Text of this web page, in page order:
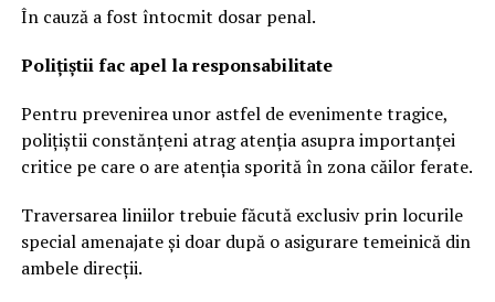
În cauză a fost întocmit dosar penal.
Polițiștii fac apel la responsabilitate
Pentru prevenirea unor astfel de evenimente tragice,
polițiștii constănțeni atrag atenția asupra importanței
critice pe care o are atenția sporită în zona căilor ferate.
Traversarea liniilor trebuie făcută exclusiv prin locurile
special amenajate și doar după o asigurare temeinică din
ambele direcții.